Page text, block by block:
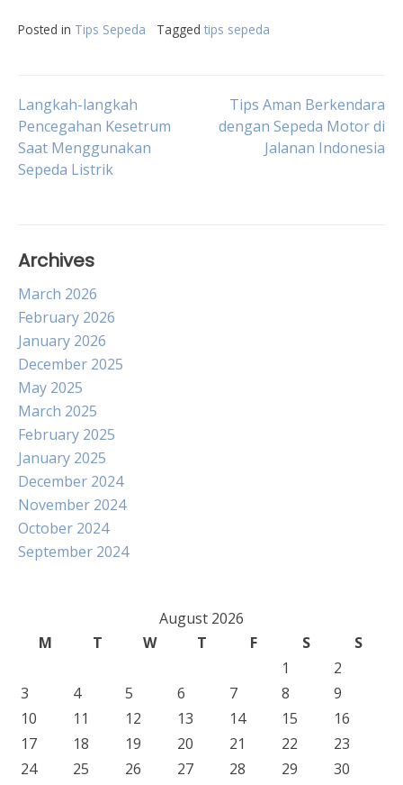
Posted in Tips Sepeda Tagged tips sepeda
Post
navigation
Langkah-langkah
Pencegahan Kesetrum
Saat Menggunakan
Sepeda Listrik
Tips Aman Berkendara
dengan Sepeda Motor di
Jalanan Indonesia
Archives
March 2026
February 2026
January 2026
December 2025
May 2025
March 2025
February 2025
January 2025
December 2024
November 2024
October 2024
September 2024
August 2026
M
T W T F S
S
1
2
3
4 5 6 7 8
9
10
11 12 13 14 15
16
17
18 19 20 21 22
23
24
25 26 27 28 29
30